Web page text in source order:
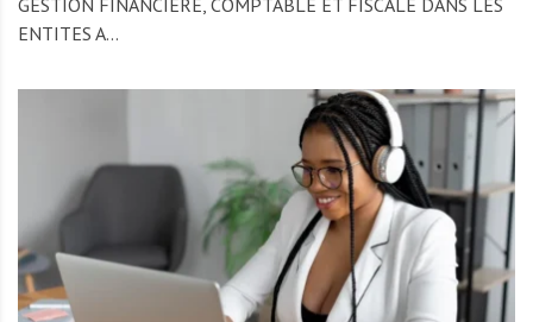
GESTION FINANCIERE, COMPTABLE ET FISCALE DANS LES
ENTITES A…